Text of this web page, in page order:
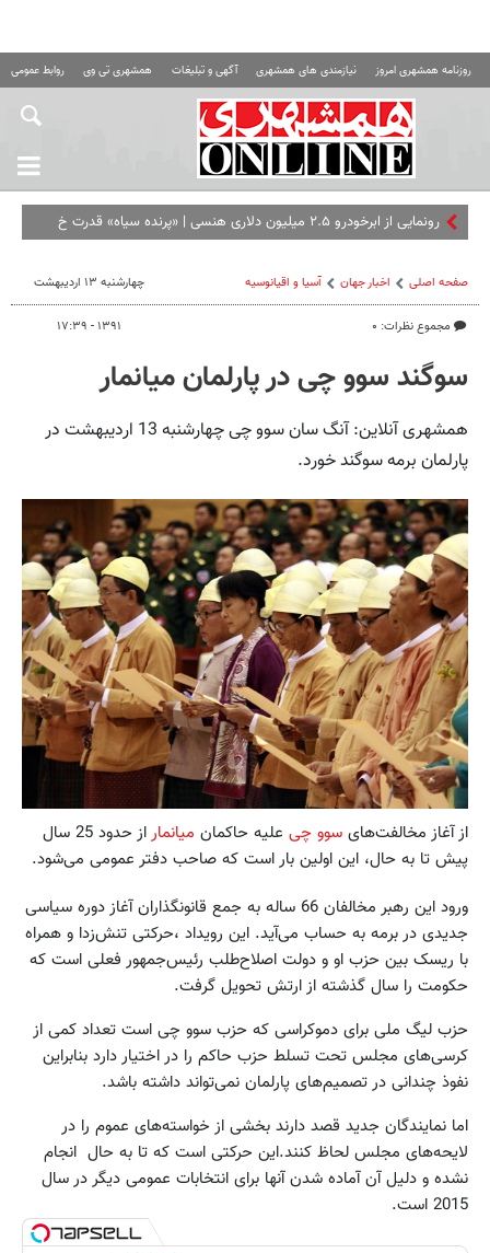
روزنامه همشهری امروز نیازمندی های همشهری آگهی و تبلیغات همشهری تی وی روابط عمومی
رونمایی از ابرخودرو ۲.۵ میلیون دلاری هنسی | «پرنده سیاه» قدرت خالص
صفحه اصلی اخبار جهان آسیا و اقیانوسیه
مجموع نظرات: ۰
چهارشنبه ۱۳ اردیبهشت
۱۳۹۱ - ۱۷:۳۹
سوگند سوو چی در پارلمان میانمار
همشهری آنلاین: آنگ سان سوو چی چهارشنبه 13 اردیبهشت در
پارلمان برمه سوگند خورد.
از آغاز مخالفت‌های سوو چی علیه حاکمان میانمار
از حدود 25 سال
پیش تا به حال، این اولین بار است که صاحب دفتر عمومی می‌شود.
ورود این رهبر مخالفان 66 ساله به جمع قانونگذاران آغاز دوره سیاسی
جدیدی در برمه به حساب می‌آید. این رویداد ،حرکتی تنش‌زدا و همراه
با ریسک بین حزب او و دولت اصلاح‌طلب رئیس‌جمهور فعلی است که
حکومت را سال گذشته از ارتش تحویل گرفت.
حزب لیگ ملی برای دموکراسی که حزب سوو چی است تعداد کمی از
کرسی‌های مجلس تحت تسلط حزب حاکم را در اختیار دارد بنابراین
نفوذ چندانی در تصمیم‌های پارلمان نمی‌تواند داشته باشد.
اما نمایندگان جدید قصد دارند بخشی از خواسته‌های عموم را در
لایحه‌های مجلس لحاظ کنند.این حرکتی است که تا به حال انجام
نشده و دلیل آن آماده شدن آنها برای انتخابات عمومی دیگر در سال
2015 است.